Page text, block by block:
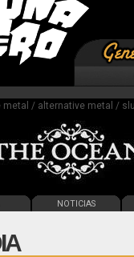
metal / alternative metal /
NOTICIAS